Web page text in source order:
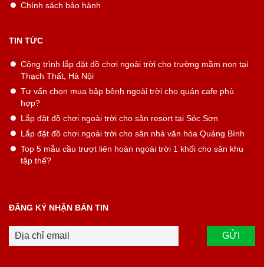
Chính sách bảo hành
TIN TỨC
Công trình lắp đặt đồ chơi ngoài trời cho trường mầm non tại
Thạch Thất, Hà Nội
Tư vấn chọn mua bập bênh ngoài trời cho quán cafe phù
hợp?
Lắp đặt đồ chơi ngoài trời cho sân resort tại Sóc Sơn
Lắp đặt đồ chơi ngoài trời cho sân nhà văn hóa Quảng Bình
Top 5 mẫu cầu trượt liên hoàn ngoài trời 1 khối cho sân khu
tập thể?
ĐĂNG KÝ NHẬN BẢN TIN